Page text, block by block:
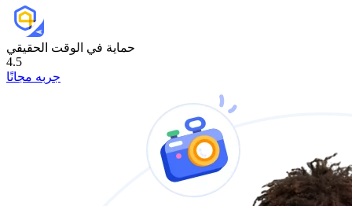
حماية في الوقت الحقيقي
4.5
جربه مجانًا